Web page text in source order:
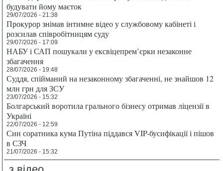
будувати йому маєток
29/07/2026 - 21:38
Прокурор знімав інтимне відео у службовому кабінеті і
розсилав співробітницям суду
29/07/2026 - 17:09
НАБУ і САП пошукали у ексвіцепрем’єрки незаконне
збагачення
28/07/2026 - 19:48
Суддя, спійманий на незаконному збагаченні, не знайшов 12
млн грн для ЗСУ
23/07/2026 - 15:32
Болгарський воротила грального бізнесу отримав ліцензії в
Україні
22/07/2026 - 12:59
Син соратника кума Путіна піддався VIP-бусифікації і пішов
в СЗЧ
21/07/2026 - 15:32